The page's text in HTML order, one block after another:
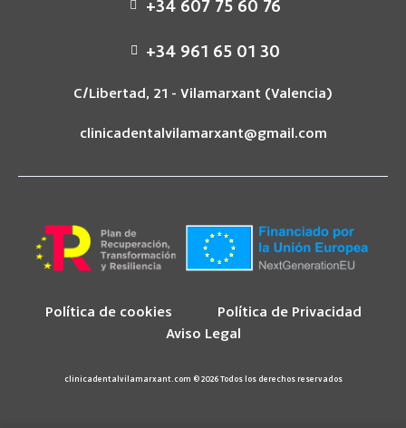
+34 607 75 60 76
+34 961 65 01 30
C/Libertad, 21 - Vilamarxant (Valencia)
clinicadentalvilamarxant@gmail.com
Política de cookies
Política de Privacidad
Aviso Legal
clinicadentalvilamarxant.com © 2026 Todos los derechos reservados